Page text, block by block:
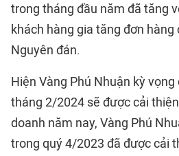
trong tháng đầu năm đã tăng
khách hàng gia tăng đơn hàng
Nguyên đán.
Hiện Vàng Phú Nhuận kỳ
tháng 2/2024 sẽ được cải
doanh năm nay, Vàng Phú
trong quý 4/2023 đã được cải